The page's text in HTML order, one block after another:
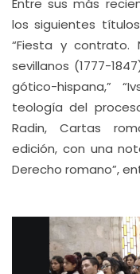
Entre sus más
los siguientes
“Fiesta y contrato.
sevillanos (1777-
gótico-hispana,”
teología del
Radin, Cartas
edición, con una
Derecho romano”,